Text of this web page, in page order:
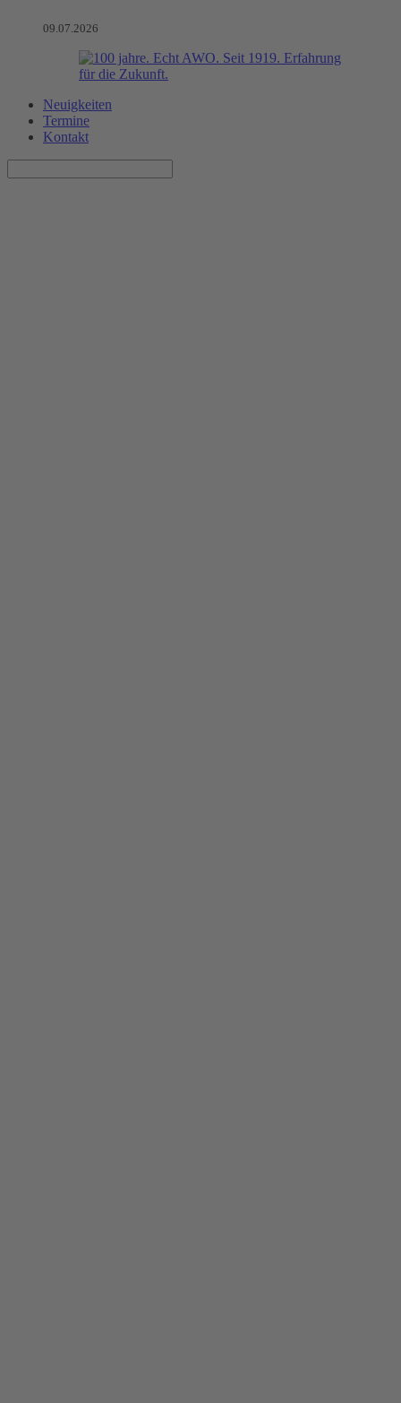
09.07.2026
Neuigkeiten
Termine
Kontakt